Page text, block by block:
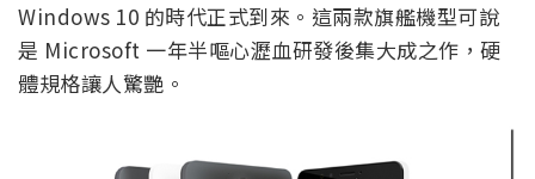
Windows 10 的時代正式到來。這兩款旗艦機型可說
是 Microsoft 一年半嘔心瀝血研發後集大成之作，硬
體規格讓人驚艷。